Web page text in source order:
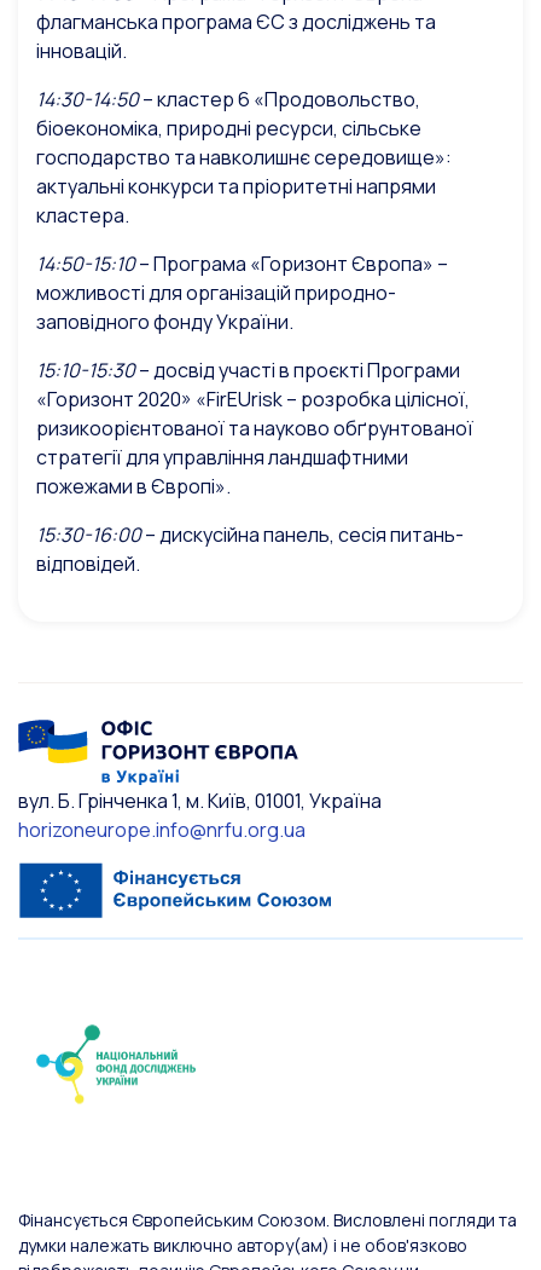
флагманська програма ЄС з досліджень та
інновацій.
14:30-14:50– кластер 6 «Продовольство,
біоекономіка, природні ресурси, сільське
господарство та навколишнє середовище»:
актуальні конкурси та пріоритетні напрями
кластера.
14:50-15:10– Програма «Горизонт Європа» –
можливості для організацій природно-
заповідного фонду України.
15:10-15:30– досвід участі в проєкті Програми
«Горизонт 2020» «FirEUrisk – розробка цілісної,
ризикоорієнтованої та науково обґрунтованої
стратегії для управління ландшафтними
пожежами в Європі».
15:30-16:00– дискусійна панель, сесія питань-
відповідей.
вул. Б. Грінченка 1, м. Київ, 01001, Україна
horizoneurope.info@nrfu.org.ua
Фінансується Європейським Союзом. Висловлені погляди та
думки належать виключно автору(ам) і не обов'язково